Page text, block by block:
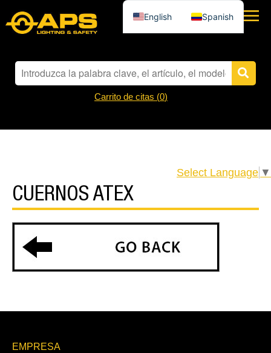
Carrito de citas (0)
Select Language ▼
CUERNOS ATEX
EMPRESA
English Spanish